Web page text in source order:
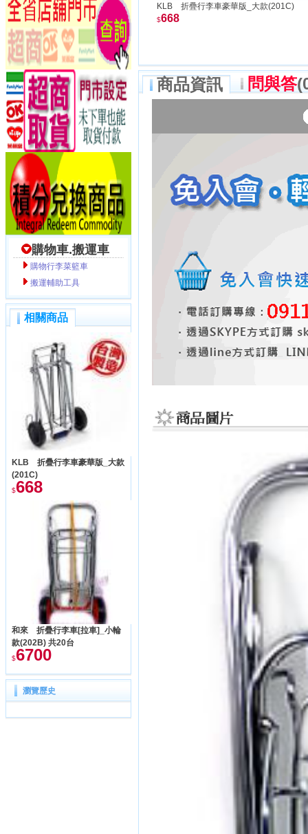
購物車.搬運車
購物行李菜籃車
搬運輔助工具
相關商品
KLB 折疊行李車豪華版_大款
(201C)
$668
和來 折疊行李車[拉車]_小輪
款(202B) 共20台
$6700
瀏覽歷史
KLB 折疊行李車豪華版_大款(201C)
$668
商品資訊 問與答